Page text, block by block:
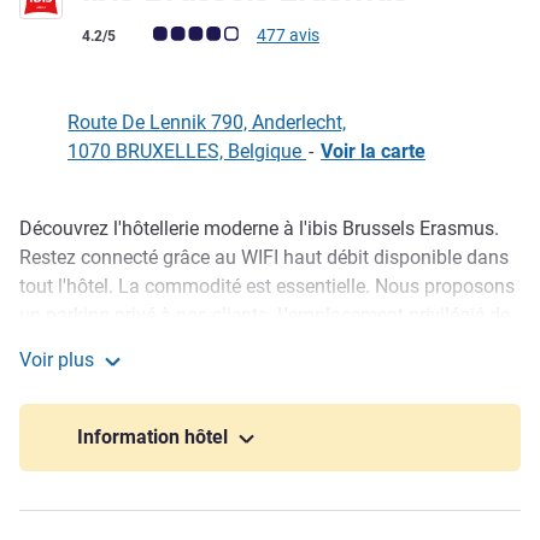
Note Avis clients (Note ALL)
4.2/5 477 avis
Route De Lennik 790, Anderlecht,
1070 BRUXELLES, Belgique - Voir la carte
Description
Découvrez l'hôtellerie moderne à l'ibis Brussels Erasmus.
Restez connecté grâce au WIFI haut débit disponible dans
tout l'hôtel. La commodité est essentielle. Nous proposons
en seulement 15 minutes en métro. Un petit creux ? Notre
cuisine ibis est là pour vous. Bienvenue à l'ibis Brussels
Erasmus, où les équipements modernes rencontrent un
La station de métro Erasmus se trouve juste en bas de la
Voir plus
Information hôtel